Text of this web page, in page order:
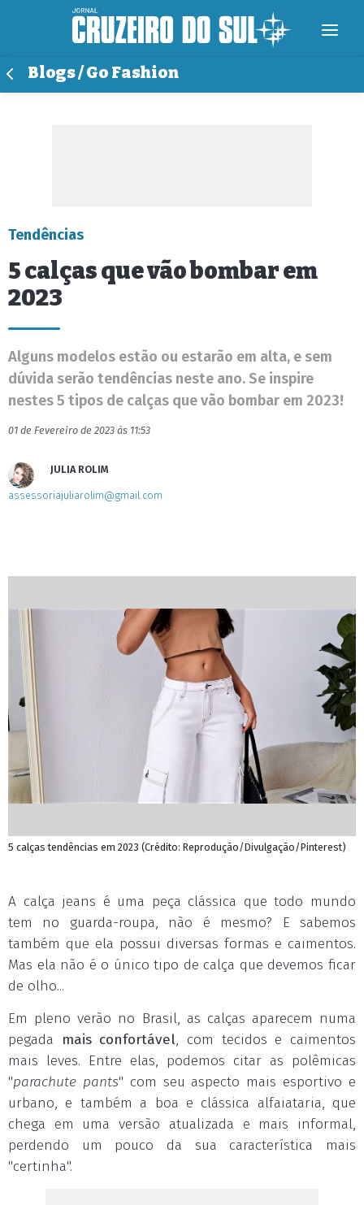
Blogs / Go Fashion
Tendências
5 calças que vão bombar em
2023
Alguns modelos estão ou estarão em alta, e sem
dúvida serão tendências neste ano. Se inspire
nestes 5 tipos de calças que vão bombar em 2023!
01 de Fevereiro de 2023 às 11:53
JULIA ROLIM
assessoriajuliarolim@gmail.com
5 calças tendências em 2023 (Crédito: Reprodução/Divulgação/Pinterest)
A calça jeans é uma peça clássica que todo mundo
tem no guarda-roupa, não é mesmo? E sabemos
também que ela possui diversas formas e caimentos.
Mas ela não é o único tipo de calça que devemos ficar
de olho...
Em pleno verão no Brasil, as calças aparecem numa
pegada
mais confortável, com tecidos e caimentos
mais leves. Entre elas, podemos citar as polêmicas
"parachute pants" com seu aspecto mais esportivo e
urbano, e também a boa e clássica alfaiataria, que
chega em uma versão atualizada e mais informal,
perdendo um pouco da sua característica mais
"certinha".